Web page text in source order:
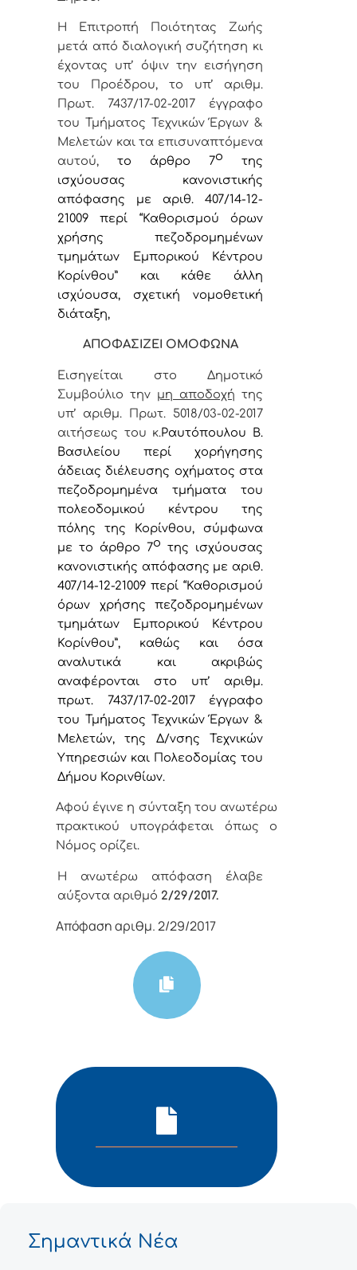
Η Επιτροπή Ποιότητας Ζωής
μετά από διαλογική συζήτηση κι
έχοντας υπ’ όψιν τηνεισήγηση
του Προέδρου, το υπ’ αριθμ.
Πρωτ. 7437/17-02-2017 έγγραφο
του Τμήματος Τεχνικών Έργων &
Μελετών και τα επισυναπτόμενα
αυτού,το άρθρο 7ο της
ισχύουσας κανονιστικής
απόφασης με αριθ. 407/14-12-
21009 περί “Καθορισμού όρων
χρήσης πεζοδρομημένων
τμημάτων Εμπορικού Κέντρου
Κορίνθου” και κάθε άλλη
ισχύουσα, σχετική νομοθετική
διάταξη,
ΑΠΟΦΑΣΙΖΕΙ ΟΜΟΦΩΝΑ
Εισηγείται στο Δημοτικό
Συμβούλιο την μη αποδοχή της
υπ’ αριθμ. Πρωτ. 5018/03-02-2017
αιτήσεως του κ.Ραυτόπουλου Β.
Βασιλείουπερί χορήγησης
άδειας διέλευσης οχήματος στα
πεζοδρομημένα τμήματα του
πολεοδομικού κέντρου της
πόλης της Κορίνθου, σύμφωνα
με το άρθρο 7ο της ισχύουσας
κανονιστικής απόφασης με αριθ.
407/14-12-21009 περί “Καθορισμού
όρων χρήσης πεζοδρομημένων
τμημάτων Εμπορικού Κέντρου
Κορίνθου”, καθώς και όσα
αναλυτικά και ακριβώς
αναφέρονται στο υπ’ αριθμ.
πρωτ. 7437/17-02-2017 έγγραφο
του Τμήματος Τεχνικών Έργων &
Μελετών, της Δ/νσης Τεχνικών
Υπηρεσιών και Πολεοδομίας του
Δήμου Κορινθίων.
Αφού έγινε η σύνταξη του ανωτέρω
πρακτικού υπογράφεται όπως ο
Νόμος ορίζει.
Η ανωτέρω απόφαση έλαβε
αύξοντα αριθμό 2/29/2017.
Απόφαση αριθμ. 2/29/2017
Σημαντικά Νέα